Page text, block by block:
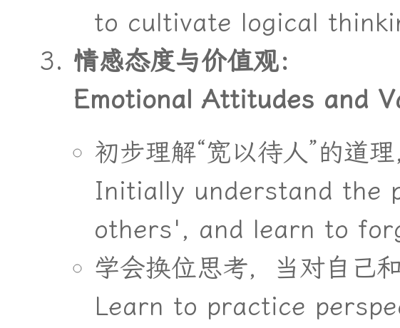
to cultivate logical
情感态度与价值观：
Emotional Attitudes and
初步理解“宽以待人”的道理
Initially understand the
others', and learn to
学会换位思考， 当对自 己和
Learn to practice